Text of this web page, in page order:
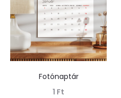
Fotónaptár
1 Ft